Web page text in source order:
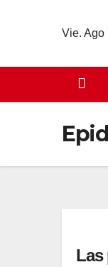
Vie. Ago
Las